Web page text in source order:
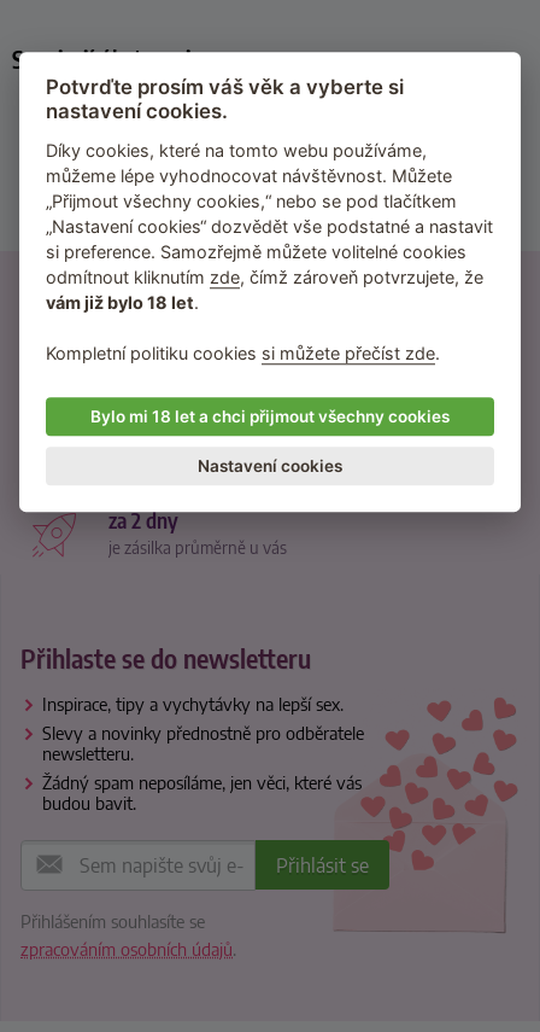
Související kategorie
Klasické anální kolíky
Sady análních pomůcek
Sady análních kolíků
Nevibrační erekční kroužky
21500 recenzí
od reálných zákazníků
370 návodů
95 % zákazníků
nás dále doporučuje
za 2 dny
je zásilka průměrně u vás
Přihlaste se do newsletteru
Inspirace, tipy a vychytávky na lepší sex.
Slevy a novinky přednostně pro odběratele
newsletteru.
Žádný spam neposíláme, jen věci, které vás
budou bavit.
Přihlášením souhlasíte se
zpracováním osobních údajů.
Potvrďte prosím váš věk a vyberte si
nastavení cookies.
Díky cookies, které na tomto webu používáme,
můžeme lépe vyhodnocovat návštěvnost. Můžete
„Přijmout všechny cookies,“ nebo se pod tlačítkem
„Nastavení cookies“ dozvědět vše podstatné a nastavit
si preference. Samozřejmě můžete volitelné cookies
odmítnout kliknutím zde, čímž zároveň potvrzujete, že
vám již bylo 18 let.
Kompletní politiku cookies si můžete přečíst zde.
Bylo mi 18 let a chci přijmout všechny cookies
Nastavení cookies